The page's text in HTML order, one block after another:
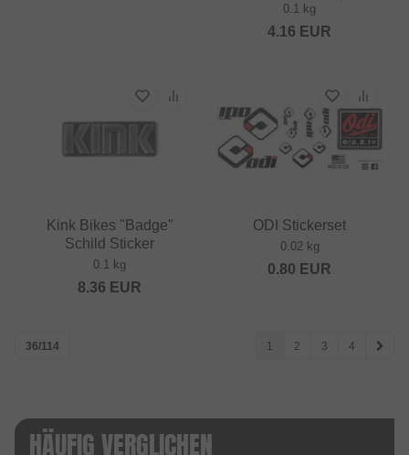
0.1 kg
4.16 EUR
Kink Bikes "Badge"
Schild Sticker
0.1 kg
8.36 EUR
ODI Stickerset
0.02 kg
0.80 EUR
36/114 1 2 3 4
HÄUFIG VERGLICHEN